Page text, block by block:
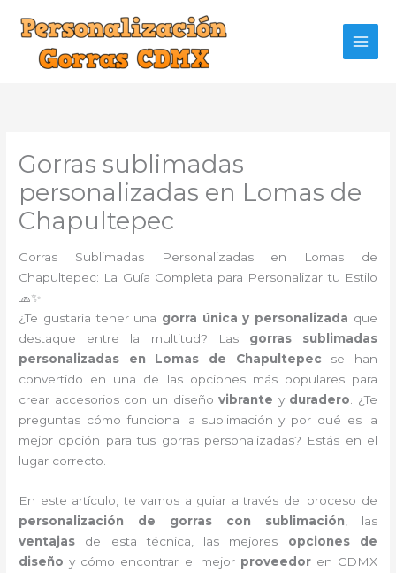
contenido
Gorras sublimadas
personalizadas en Lomas de
Chapultepec
Gorras Sublimadas Personalizadas en Lomas de
Chapultepec: La Guía Completa para Personalizar tu Estilo
🧢✨
¿Te gustaría tener una gorra única y personalizada que
destaque entre la multitud? Las gorras sublimadas
personalizadas en Lomas de Chapultepec se han
convertido en una de las opciones más populares para
crear accesorios con un diseñovibrante y duradero. ¿Te
preguntas cómo funciona la sublimación y por qué es la
mejor opción para tus gorras personalizadas? Estás en el
lugar correcto.
En este artículo, te vamos a guiar a través del proceso de
personalización de gorras con sublimación , las
ventajas de esta técnica, las mejores opciones de
diseño y cómo encontrar el mejor proveedoren CDMX